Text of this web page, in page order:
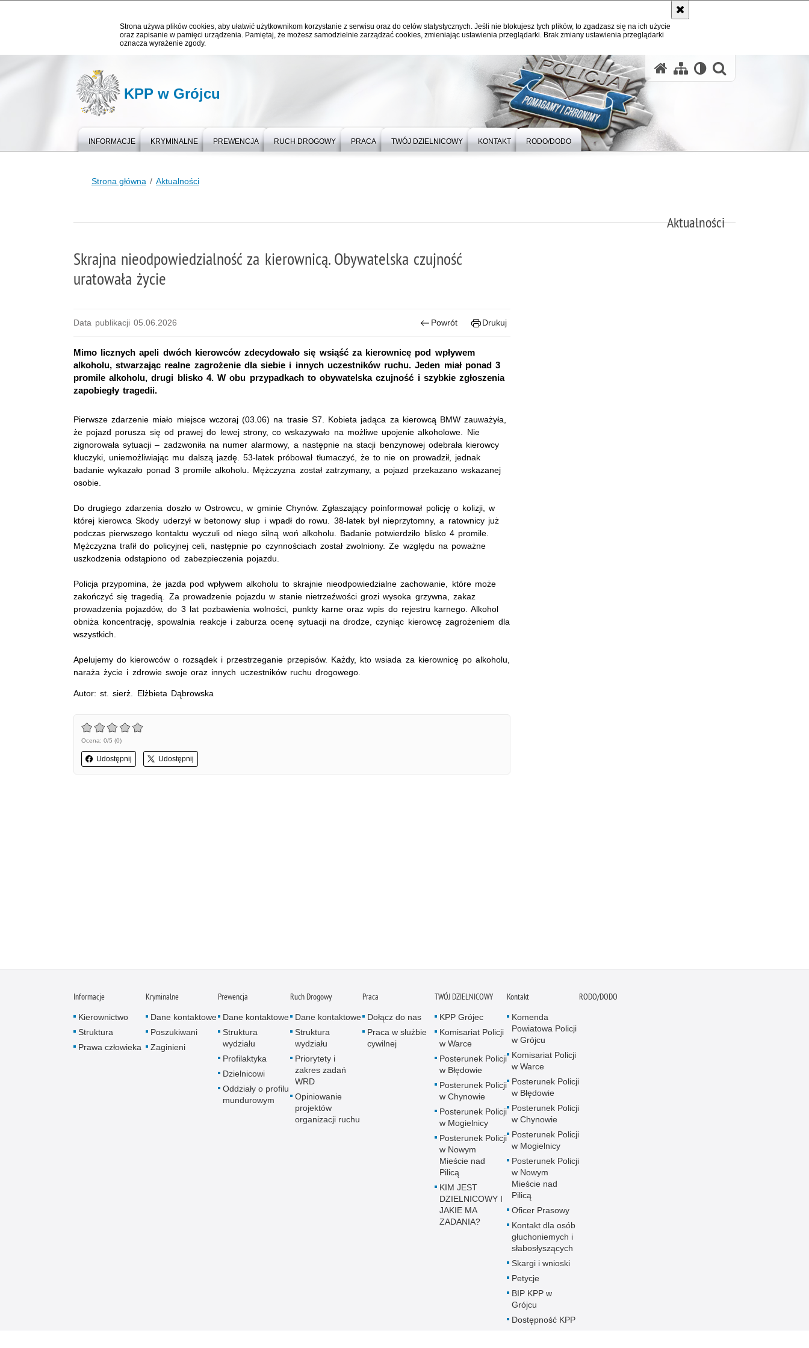
Strona używa plików cookies, aby ułatwić użytkownikom korzystanie z serwisu oraz do celów statystycznych. Jeśli nie blokujesz tych plików, to zgadzasz się na ich użycie
oraz zapisanie w pamięci urządzenia. Pamiętaj, że możesz samodzielnie zarządzać cookies, zmieniając ustawienia przeglądarki. Brak zmiany ustawienia przeglądarki
oznacza wyrażenie zgody.
KPP w Grójcu
INFORMACJE KRYMINALNE PREWENCJA RUCH DROGOWY PRACA TWÓJ DZIELNICOWY KONTAKT RODO/DODO
Strona główna Aktualności
Aktualności
Skrajna nieodpowiedzialność za kierownicą. Obywatelska czujność
uratowała życie
Data publikacji 05.06.2026 Powrót Drukuj
Mimo licznych apeli dwóch kierowców zdecydowało się wsiąść za kierownicę pod wpływem
alkoholu, stwarzając realne zagrożenie dla siebie i innych uczestników ruchu. Jeden miał ponad 3
promile alkoholu, drugi blisko 4. W obu przypadkach to obywatelska czujność i szybkie zgłoszenia
zapobiegły tragedii.
Pierwsze zdarzenie miało miejsce wczoraj (03.06) na trasie S7. Kobieta jadąca za kierowcą BMW zauważyła,
że pojazd porusza się od prawej do lewej strony, co wskazywało na możliwe upojenie alkoholowe. Nie
zignorowała sytuacji – zadzwoniła na numer alarmowy, a następnie na stacji benzynowej odebrała kierowcy
kluczyki, uniemożliwiając mu dalszą jazdę. 53‑latek próbował tłumaczyć, że to nie on prowadził, jednak
badanie wykazało ponad 3 promile alkoholu. Mężczyzna został zatrzymany, a pojazd przekazano wskazanej
osobie.
Do drugiego zdarzenia doszło w Ostrowcu, w gminie Chynów. Zgłaszający poinformował policję o kolizji, w
której kierowca Skody uderzył w betonowy słup i wpadł do rowu. 38‑latek był nieprzytomny, a ratownicy już
podczas pierwszego kontaktu wyczuli od niego silną woń alkoholu. Badanie potwierdziło blisko 4 promile.
Mężczyzna trafił do policyjnej celi, następnie po czynnościach został zwolniony. Ze względu na poważne
uszkodzenia odstąpiono od zabezpieczenia pojazdu.
Policja przypomina, że jazda pod wpływem alkoholu to skrajnie nieodpowiedzialne zachowanie, które może
zakończyć się tragedią. Za prowadzenie pojazdu w stanie nietrzeźwości grozi wysoka grzywna, zakaz
prowadzenia pojazdów, do 3 lat pozbawienia wolności, punkty karne oraz wpis do rejestru karnego. Alkohol
obniża koncentrację, spowalnia reakcje i zaburza ocenę sytuacji na drodze, czyniąc kierowcę zagrożeniem dla
wszystkich.
Apelujemy do kierowców o rozsądek i przestrzeganie przepisów. Każdy, kto wsiada za kierownicę po alkoholu,
naraża życie i zdrowie swoje oraz innych uczestników ruchu drogowego.
Autor: st. sierż. Elżbieta Dąbrowska
Ocena: 0/5 (0)
Udostępnij Udostępnij
Informacje
Kierownictwo
Struktura
Prawa człowieka
Kryminalne
Dane kontaktowe
Poszukiwani
Zaginieni
Prewencja
Dane kontaktowe
Struktura
wydziału
Profilaktyka
Dzielnicowi
Oddziały o profilu
mundurowym
Ruch Drogowy
Dane kontaktowe
Struktura
wydziału
Priorytety i
zakres zadań
WRD
Opiniowanie
projektów
organizacji ruchu
Praca
Dołącz do nas
Praca w służbie
cywilnej
TWÓJ DZIELNICOWY
KPP Grójec
Komisariat Policji
w Warce
Posterunek Policji
w Błędowie
Posterunek Policji
w Chynowie
Posterunek Policji
w Mogielnicy
Posterunek Policji
w Nowym
Mieście nad
Pilicą
KIM JEST
DZIELNICOWY I
JAKIE MA
ZADANIA?
Kontakt
Komenda
Powiatowa Policji
w Grójcu
Komisariat Policji
w Warce
Posterunek Policji
w Błędowie
Posterunek Policji
w Chynowie
Posterunek Policji
w Mogielnicy
Posterunek Policji
w Nowym
Mieście nad
Pilicą
Oficer Prasowy
Kontakt dla osób
głuchoniemych i
słabosłyszących
Skargi i wnioski
Petycje
BIP KPP w
Grójcu
Dostępność KPP
RODO/DODO